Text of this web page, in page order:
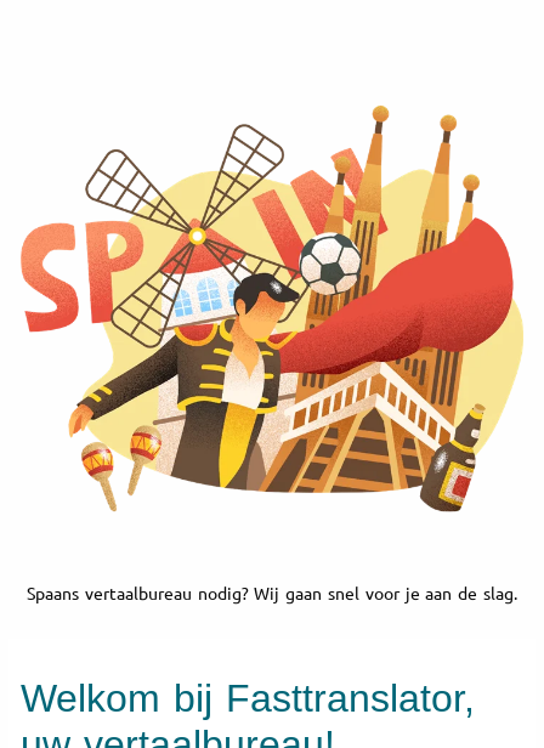
Spaans vertaalbureau nodig? Wij gaan snel voor je aan de slag.
Welkom bij Fasttranslator,